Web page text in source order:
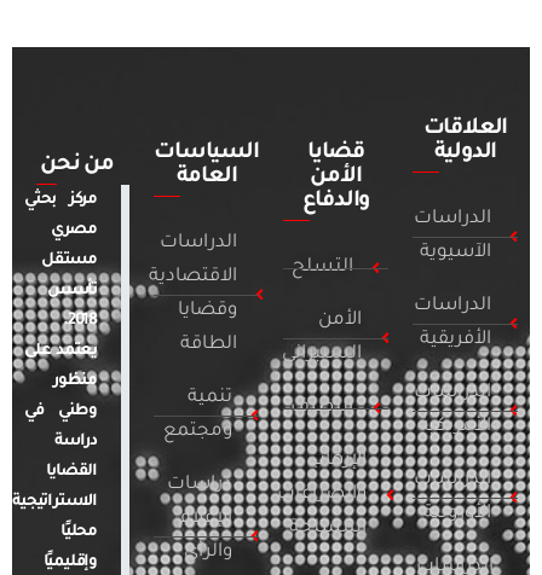
العلاقات
الدولية
الدراسات
الآسيوية
الدراسات
الأفريقية
الدراسات
الأمريكية
الدراسات
الأوروبية
الدراسات
قضايا
الأمن
والدفاع
التسلح
الأمن
السيبراني
التطرف
الإرهاب
والصراعات
المسلحة
السياسات
العامة
الدراسات
الاقتصادية
وقضايا
الطاقة
تنمية
ومجتمع
دراسات
الإعلام
والرأي
من نحن
مركز بحثي
مصري
مستقل
تأسس
2018.
يعتمد على
منظور
وطني في
دراسة
القضايا
الاستراتيجية
محليًا
وإقليميًا